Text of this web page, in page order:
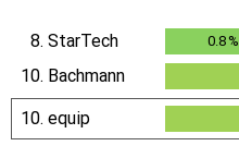
8. StarTech 0.8%
10. Bachmann
10. equip